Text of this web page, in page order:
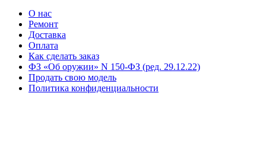
О нас
Ремонт
Доставка
Оплата
Как сделать заказ
ФЗ «Об оружии» N 150-ФЗ (ред. 29.12.22)
Продать свою модель
Политика конфиденциальности